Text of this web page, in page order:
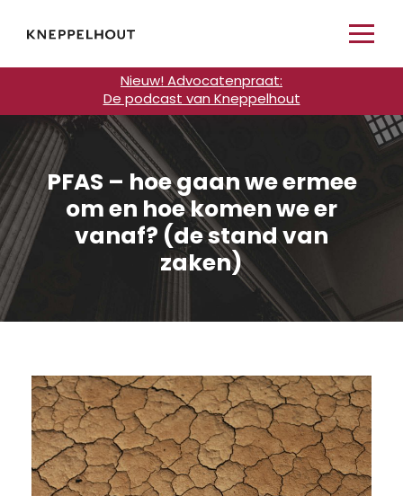
Nieuw! Advocatenpraat:
De podcast van Kneppelhout
PFAS – hoe gaan we ermee
om en hoe komen we er
vanaf? (de stand van
zaken)